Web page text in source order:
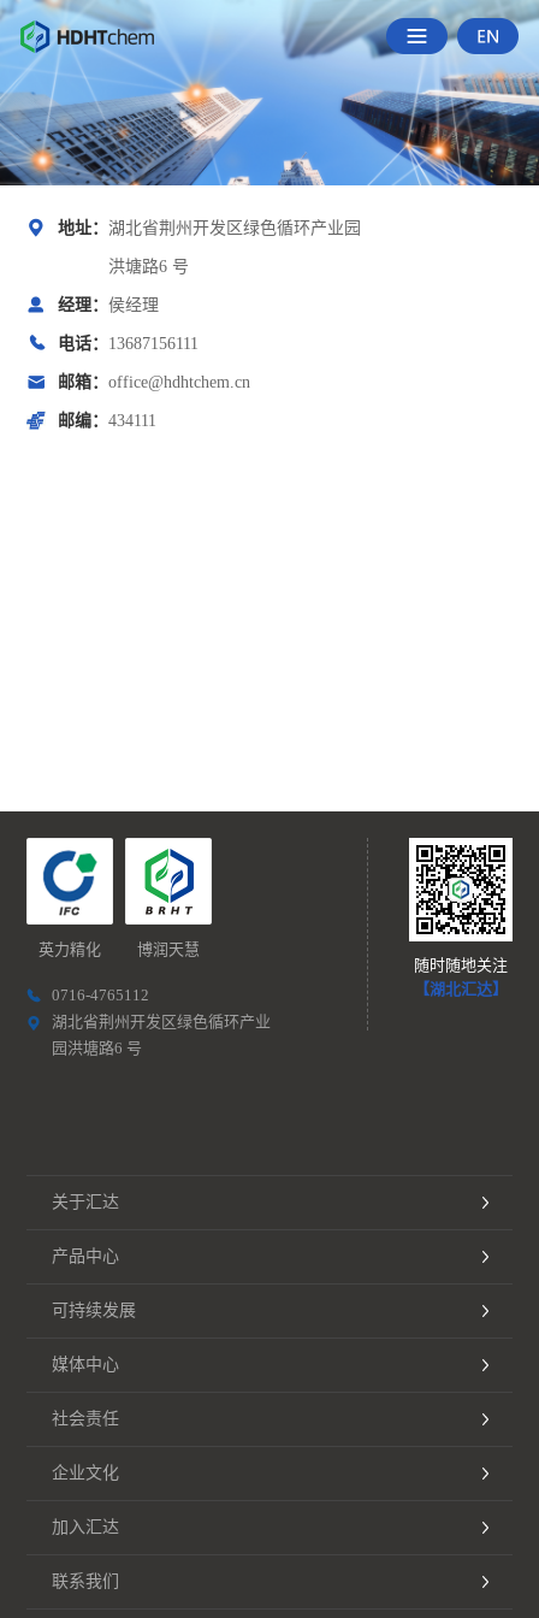
地址：湖北省荆州开发区绿色循环产业园
洪塘路6 号
经理：侯经理
电话： 13687156111
邮箱：office@hdhtchem.cn
邮编：434111
英力精化 博润天慧
0716-4765112
湖北省荆州开发区绿色循环产业
园洪塘路6 号
随时随地关注
【湖北汇达】
关于汇达
产品中心
可持续发展
媒体中心
社会责任
企业文化
加入汇达
联系我们